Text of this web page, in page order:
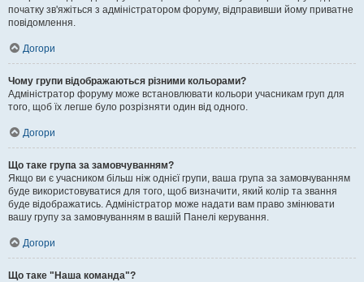
початку зв'яжіться з адміністратором форуму, відправивши йому приватне
повідомлення.
Догори
Чому групи відображаються різними кольорами?
Адміністратор форуму може встановлювати кольори учасникам груп для
того, щоб їх легше було розрізняти один від одного.
Догори
Що таке група за замовчуванням?
Якщо ви є учасником більш ніж однієї групи, ваша група за замовчуванням
буде використовуватися для того, щоб визначити, який колір та звання
буде відображатись. Адміністратор може надати вам право змінювати
вашу групу за замовчуванням в вашій Панелі керування.
Догори
Що таке "Наша команда"?